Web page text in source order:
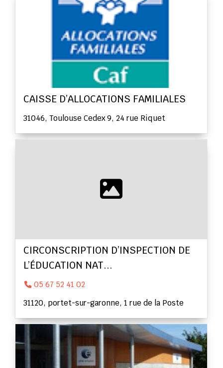
CAISSE D’ALLOCATIONS FAMILIALES
31046, Toulouse Cedex 9, 24 rue Riquet
CIRCONSCRIPTION D’INSPECTION DE
L’ÉDUCATION NAT...
05 67 52 41 02
31120, portet-sur-garonne, 1 rue de la Poste